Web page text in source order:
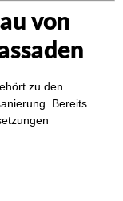
von
zu den
Bereits